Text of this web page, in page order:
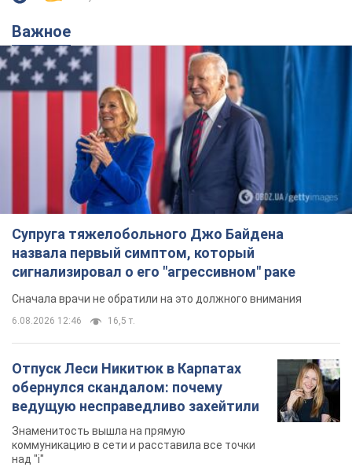
Важное
Супруга тяжелобольного Джо Байдена
назвала первый симптом, который
сигнализировал о его "агрессивном" раке
Сначала врачи не обратили на это должного внимания
6.08.2026 12:46 16,5 т.
Отпуск Леси Никитюк в Карпатах
обернулся скандалом: почему
ведущую несправедливо захейтили
Знаменитость вышла на прямую
коммуникацию в сети и расставила все точки
над "i"